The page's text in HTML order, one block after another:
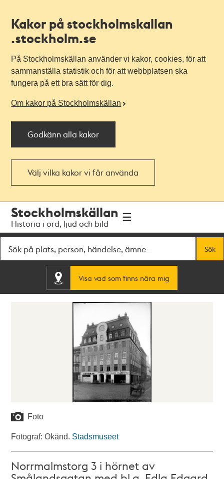
Kakor på stockholmskallan
.stockholm.se
På Stockholmskällan använder vi kakor, cookies, för att
sammanställa statistik och för att webbplatsen ska
fungera på ett bra sätt för dig.
Om kakor på Stockholmskällan
Godkänn alla kakor
Välj vilka kakor vi får använda
navigationen
huvudinnehållet
Stockholmskällan
Historia i ord, ljud och bild
Sök
Visa vad som finns nära mig
Foto
Fotograf: Okänd. Stadsmuseet
Norrmalmstorg 3 i hörnet av